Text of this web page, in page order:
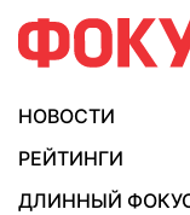
НОВОСТИ
РЕЙТИНГИ
ДЛИННЫЙ